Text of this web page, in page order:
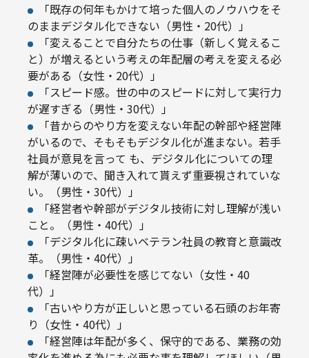
「既存の何年もかけて培った個人のノウハウをそ
のままデジタル化できない（男性・20代）」
「変えることで自分たちの仕事（新しく覚えるこ
と）が増えるという考えの年配層の考えを変える必
要がある（女性・20代）」
「スピード感。世の中のスピードに対して実行力
が遅すぎる（男性・30代）」
「昔からのやり方を変えない年配の幹部や経営陣
がいるので、そもそもデジタル化が進まない。若手
社員が意見を言って も、デジタル化についての理
解が薄いので、聞き入れて貰えず重要視されていな
い。（男性・30代）」
「経営者や幹部がデジタル技術に対し理解が浅い
こと。（男性・40代）」
「デジタル化に疎いベテラン社員の教育と意識改
革。（男性・40代）」
「経営陣が必要性を感じてない（女性・40
代）」
「古いやり方が正しいと思っている石頭のお年寄
り（女性・40代）」
「経営陣は年配が多く、保守的である、業務の効